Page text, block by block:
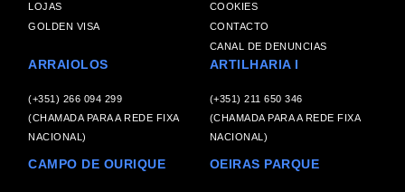
LOJAS
GOLDEN VISA
COOKIES
CONTACTO
CANAL DE DENUNCIAS
ARRAIOLOS
(+351) 266 094 299
(CHAMADA PARA A REDE FIXA
NACIONAL)
ARTILHARIA I
(+351) 211 650 346
(CHAMADA PARA A REDE FIXA
NACIONAL)
CAMPO DE OURIQUE OEIRAS PARQUE